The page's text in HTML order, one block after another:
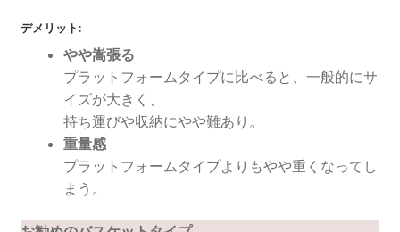
デメリット:
やや嵩張る
プラットフォームタイプに比べると、一般的にサ
イズが大きく、
持ち運びや収納にやや難あり。
重量感
プラットフォームタイプよりもやや重くなってし
まう。